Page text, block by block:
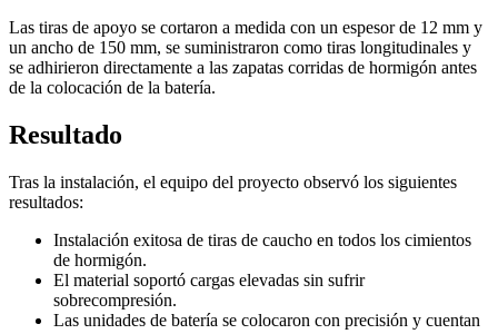
Las tiras de apoyo se cortaron a medida con un espesor de 12 mm y
un ancho de 150 mm, se suministraron como tiras longitudinales y
se adhirieron directamente a las zapatas corridas de hormigón antes
de la colocación de la batería.
Resultado
Tras la instalación, el equipo del proyecto observó los siguientes
resultados:
Instalación exitosa de tiras de caucho en todos los cimientos
de hormigón.
El material soportó cargas elevadas sin sufrir
sobrecompresión.
Las unidades de batería se colocaron con precisión y cuentan